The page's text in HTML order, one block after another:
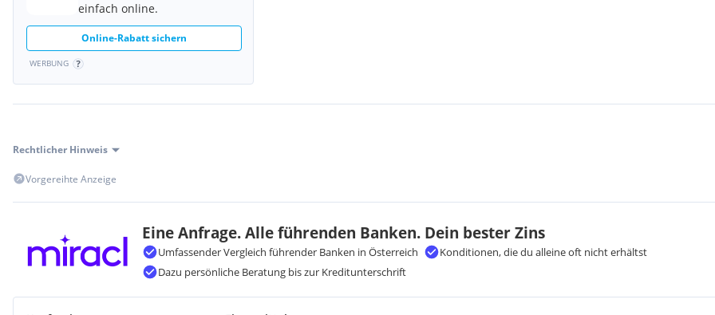
einfach online.
Online-Rabatt sichern
WERBUNG
Rechtlicher Hinweis
Vorgereihte Anzeige
Eine Anfrage. Alle führenden Banken. Dein bester Zins
Umfassender Vergleich führender Banken in Österreich
Konditionen, die du alleine oft nicht erhältst
Dazu persönliche Beratung bis zur Kreditunterschrift